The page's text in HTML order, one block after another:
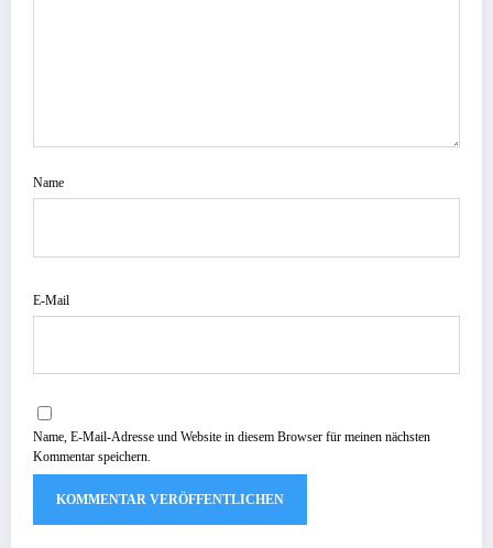
Name
E-Mail
Name, E-Mail-Adresse und Website in diesem Browser für meinen nächsten
Kommentar speichern.